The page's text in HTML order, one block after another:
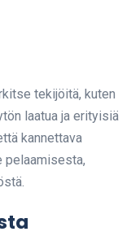
tekijöitä, kuten
laatua ja erityisiä
kannettava
pelaamisesta,